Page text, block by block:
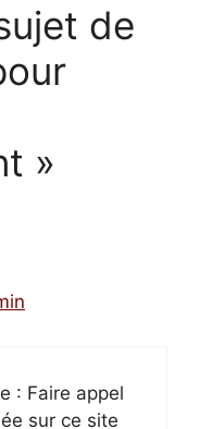
de
»
: Faire appel
sur ce site